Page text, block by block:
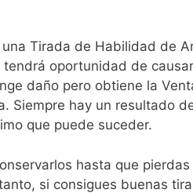
Tirada de Habilidad de
oportunidad de
daño pero obtiene la
Siempre hay un resultado
que puede suceder.
hasta que
si consigues buenas